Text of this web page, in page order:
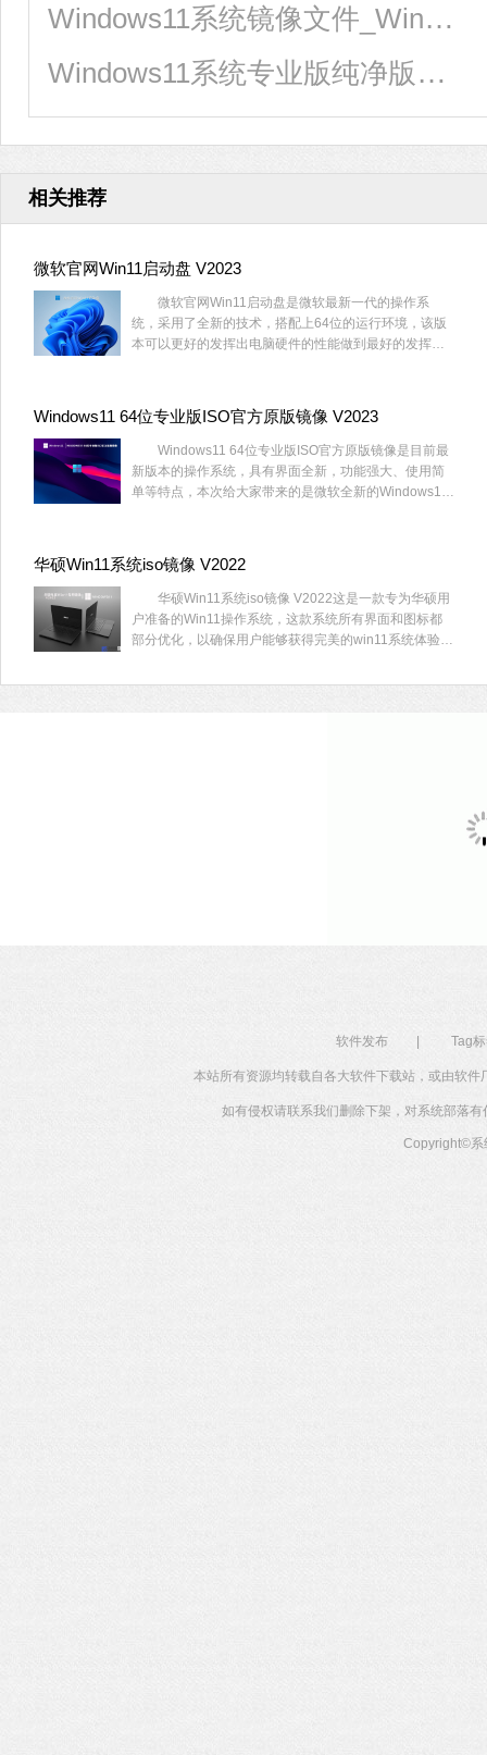
Windows11系统镜像文件_Windows11 64位专业版ISO官方原版镜像
Windows11系统专业版纯净版镜像文件下载
相关推荐
微软官网Win11启动盘 V2023
微软官网Win11启动盘是微软最新一代的操作系
统，采用了全新的技术，搭配上64位的运行环境，该版
本可以更好的发挥出电脑硬件的性能做到最好的发挥出
Windows11 64位专业版ISO官方原版镜像 V2023
Windows11 64位专业版ISO官方原版镜像是目前最
新版本的操作系统，具有界面全新，功能强大、使用简
单等特点，本次给大家带来的是微软全新的Windows11
用户不要错过。
华硕Win11系统iso镜像 V2022
华硕Win11系统iso镜像 V2022这是一款专为华硕用
户准备的Win11操作系统，这款系统所有界面和图标都
部分优化，以确保用户能够获得完美的win11系统体验。
软件发布 Tag
本站所有资源均转载自各大软件下载站，或由软
如有侵权请联系我们删除下架，对系统部落
Copyright©系